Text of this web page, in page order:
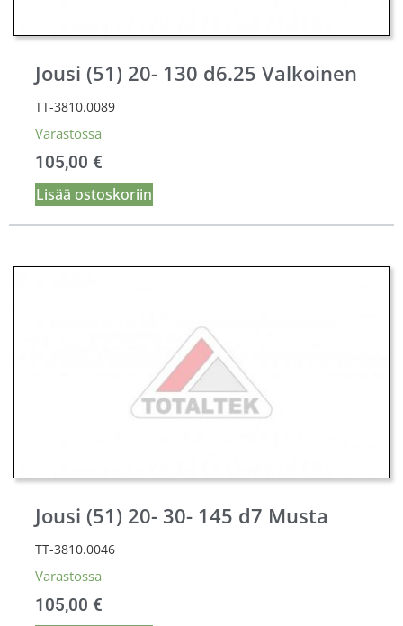
Jousi (51) 20- 130 d6.25 Valkoinen
TT-3810.0089
Varastossa
105,00 €
Lisää ostoskoriin
Jousi (51) 20- 30- 145 d7 Musta
TT-3810.0046
Varastossa
105,00 €